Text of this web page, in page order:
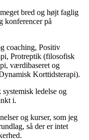
bred og højt faglig
konferencer på
coaching, Positiv
Protreptik (filosofisk
værdibaseret og
Korttidsterapi).
ledelse og
i.
og kurser, som jeg
så der er intet